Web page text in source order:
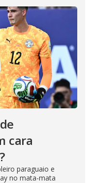
cara
paraguaio e
no mata-mata